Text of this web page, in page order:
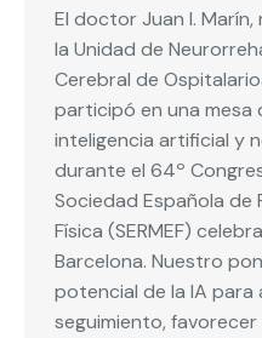
El doctor Juan I.
la Unidad de
Cerebral de
participó en una mesa
inteligencia artificial y
durante el 64º
Sociedad Española de
Física (SERMEF)
Barcelona. Nuestro
potencial de la IA para
seguimiento,